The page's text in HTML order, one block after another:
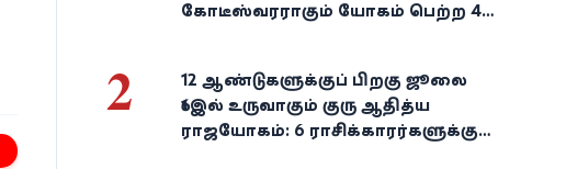
கோடீஸ்வரராகும் யோகம் பெற்ற 4
2
12 ஆண்டுகளுக்குப் பிறகு ஜூலை
16இல் உருவாகும் குரு ஆதித்ய
ராஜயோகம்: 6 ராசிக்காரர்களுக்கு